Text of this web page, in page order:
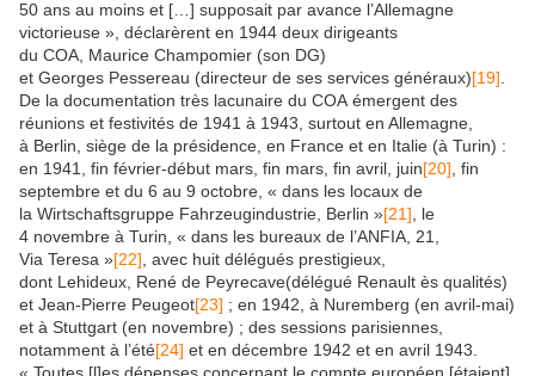
50 ans au moins et […] supposait par avance l’Allemagne
victorieuse », déclarèrent en 1944 deux dirigeants
du COA, Maurice Champomier (son DG)
et Georges Pessereau (directeur de ses services généraux)[19]
De la documentation très lacunaire du COA émergent des
réunions et festivités de 1941 à 1943, surtout en Allemagne,
à Berlin, siège de la présidence, en France et en Italie (à Turin) :
en 1941, fin février-début mars, fin mars, fin avril, juin[20] , fin
septembre et du 6 au 9 octobre, « dans les locaux de
la Wirtschaftsgruppe Fahrzeugindustrie, Berlin »[21] , le
4 novembre à Turin, « dans les bureaux de l’ANFIA, 21,
Via Teresa »[22] , avec huit délégués prestigieux,
dont Lehideux, René de Peyrecave(délégué Renault ès qualités)
et Jean-Pierre Peugeot[23] ; en 1942, à Nuremberg (en avril-mai)
et à Stuttgart (en novembre) ; des sessions parisiennes,
notamment à l’été[24] et en décembre 1942 et en avril 1943.
« Toutes [l]es dépenses concernant le compte européen [étaient]